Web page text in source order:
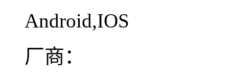
Android,IOS
厂商：